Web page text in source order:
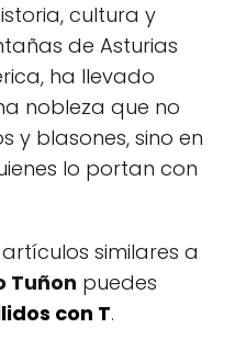
cultura y
de Asturias
ha llevado
nobleza que no
y blasones, sino en
lo portan con
similares a
Tuñon puedes
con T.